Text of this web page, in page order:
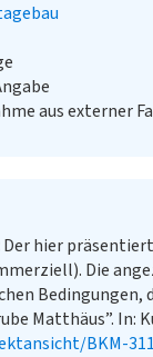
aus externer
Der hier
Die
Bedingungen,
Matthäus”. In:
BKM-